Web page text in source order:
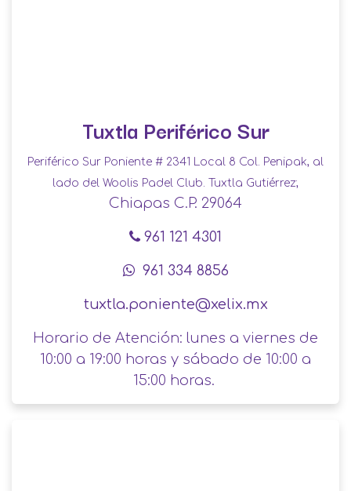
Tuxtla Periférico Sur
Periférico Sur Poniente # 2341 Local 8 Col. Penipak, al
lado del Woolis Padel Club. Tuxtla Gutiérrez;
Chiapas C.P. 29064
961 121 4301
961 334 8856
tuxtla.poniente@xelix.mx
Horario de Atención: lunes a viernes de
10:00 a 19:00 horas y sábado de 10:00 a
15:00 horas.​